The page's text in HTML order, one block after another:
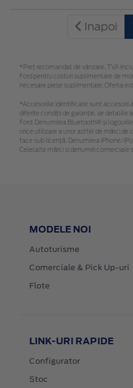
Inapoi
*Preţ recomandat de vânzare, TVA
Ford pentru costuri suplimentare de
necesare piese suplimentare. Oferta
*Accesoriile identificate sunt accesorii
diferite condiții de garanție, iar detaliile
Ford. Denumirea Bluetooth® și
orice utilizare a unor astfel de mărci de
face sub licență. Denumirea iPhone/
Celelalte mărci și denumiri comerciale
MODELE NOI
Autoturisme
Comerciale & Pick Up-uri
Flote
LINK-URI RAPIDE
Configurator
Stoc